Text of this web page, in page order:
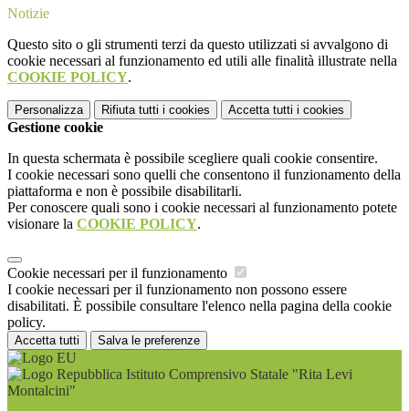
Notizie
Questo sito o gli strumenti terzi da questo utilizzati si avvalgono di
cookie necessari al funzionamento ed utili alle finalità illustrate nella
COOKIE POLICY.
Personalizza Rifiuta tutti i cookies Accetta tutti i cookies
Gestione cookie
In questa schermata è possibile scegliere quali cookie consentire.
I cookie necessari sono quelli che consentono il funzionamento della
piattaforma e non è possibile disabilitarli.
Per conoscere quali sono i cookie necessari al funzionamento potete
visionare la COOKIE POLICY.
Cookie necessari per il funzionamento
I cookie necessari per il funzionamento non possono essere
disabilitati. È possibile consultare l'elenco nella pagina della cookie
policy.
Accetta tutti Salva le preferenze
Istituto Comprensivo Statale "Rita Levi
Montalcini"